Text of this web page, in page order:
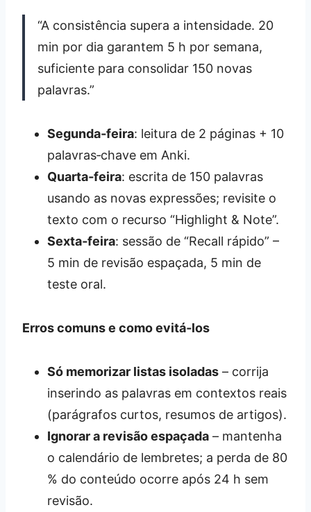
“A consistência supera a intensidade. 20
min por dia garantem 5 h por semana,
suficiente para consolidar 150 novas
palavras.”
Segunda‑feira: leitura de 2 páginas + 10
palavras‑chave em Anki.
Quarta‑feira: escrita de 150 palavras
usando as novas expressões; revisite o
texto com o recurso “Highlight & Note”.
Sexta‑feira: sessão de “Recall rápido” –
5 min de revisão espaçada, 5 min de
teste oral.
Erros comuns e como evitá‑los
Só memorizar listas isoladas – corrija
inserindo as palavras em contextos reais
(parágrafos curtos, resumos de artigos).
Ignorar a revisão espaçada – mantenha
o calendário de lembretes; a perda de 80
% do conteúdo ocorre após 24 h sem
revisão.